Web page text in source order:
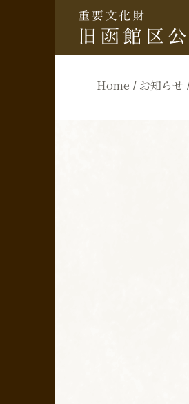
Home お知らせ